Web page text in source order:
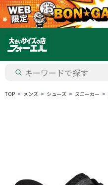
TOP メンズ シューズ スニーカー